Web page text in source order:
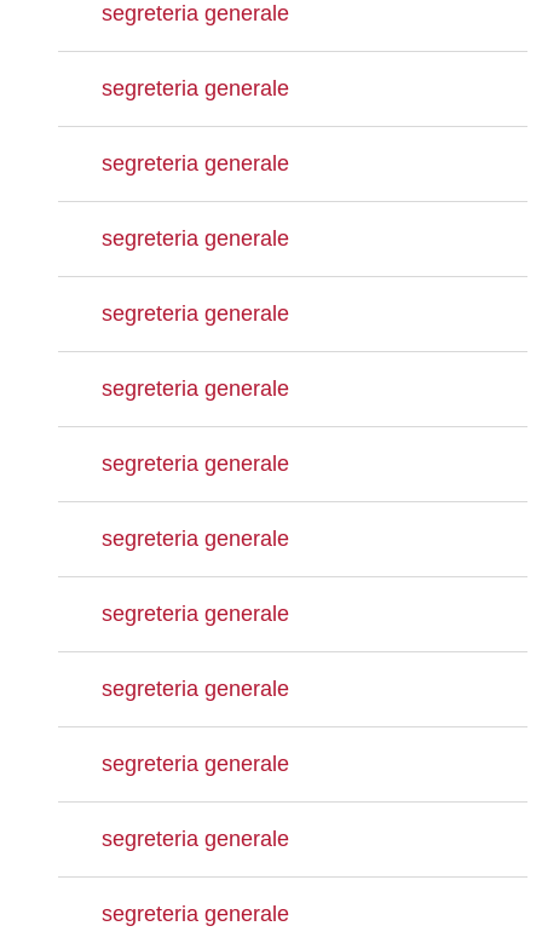
segreteria generale
segreteria generale
segreteria generale
segreteria generale
segreteria generale
segreteria generale
segreteria generale
segreteria generale
segreteria generale
segreteria generale
segreteria generale
segreteria generale
segreteria generale